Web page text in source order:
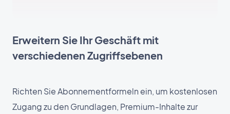
Erweitern Sie Ihr Geschäft mit
verschiedenen Zugriffsebenen
Richten Sie Abonnementformeln ein, um kostenlosen
Zugang zu den Grundlagen, Premium-Inhalte zur